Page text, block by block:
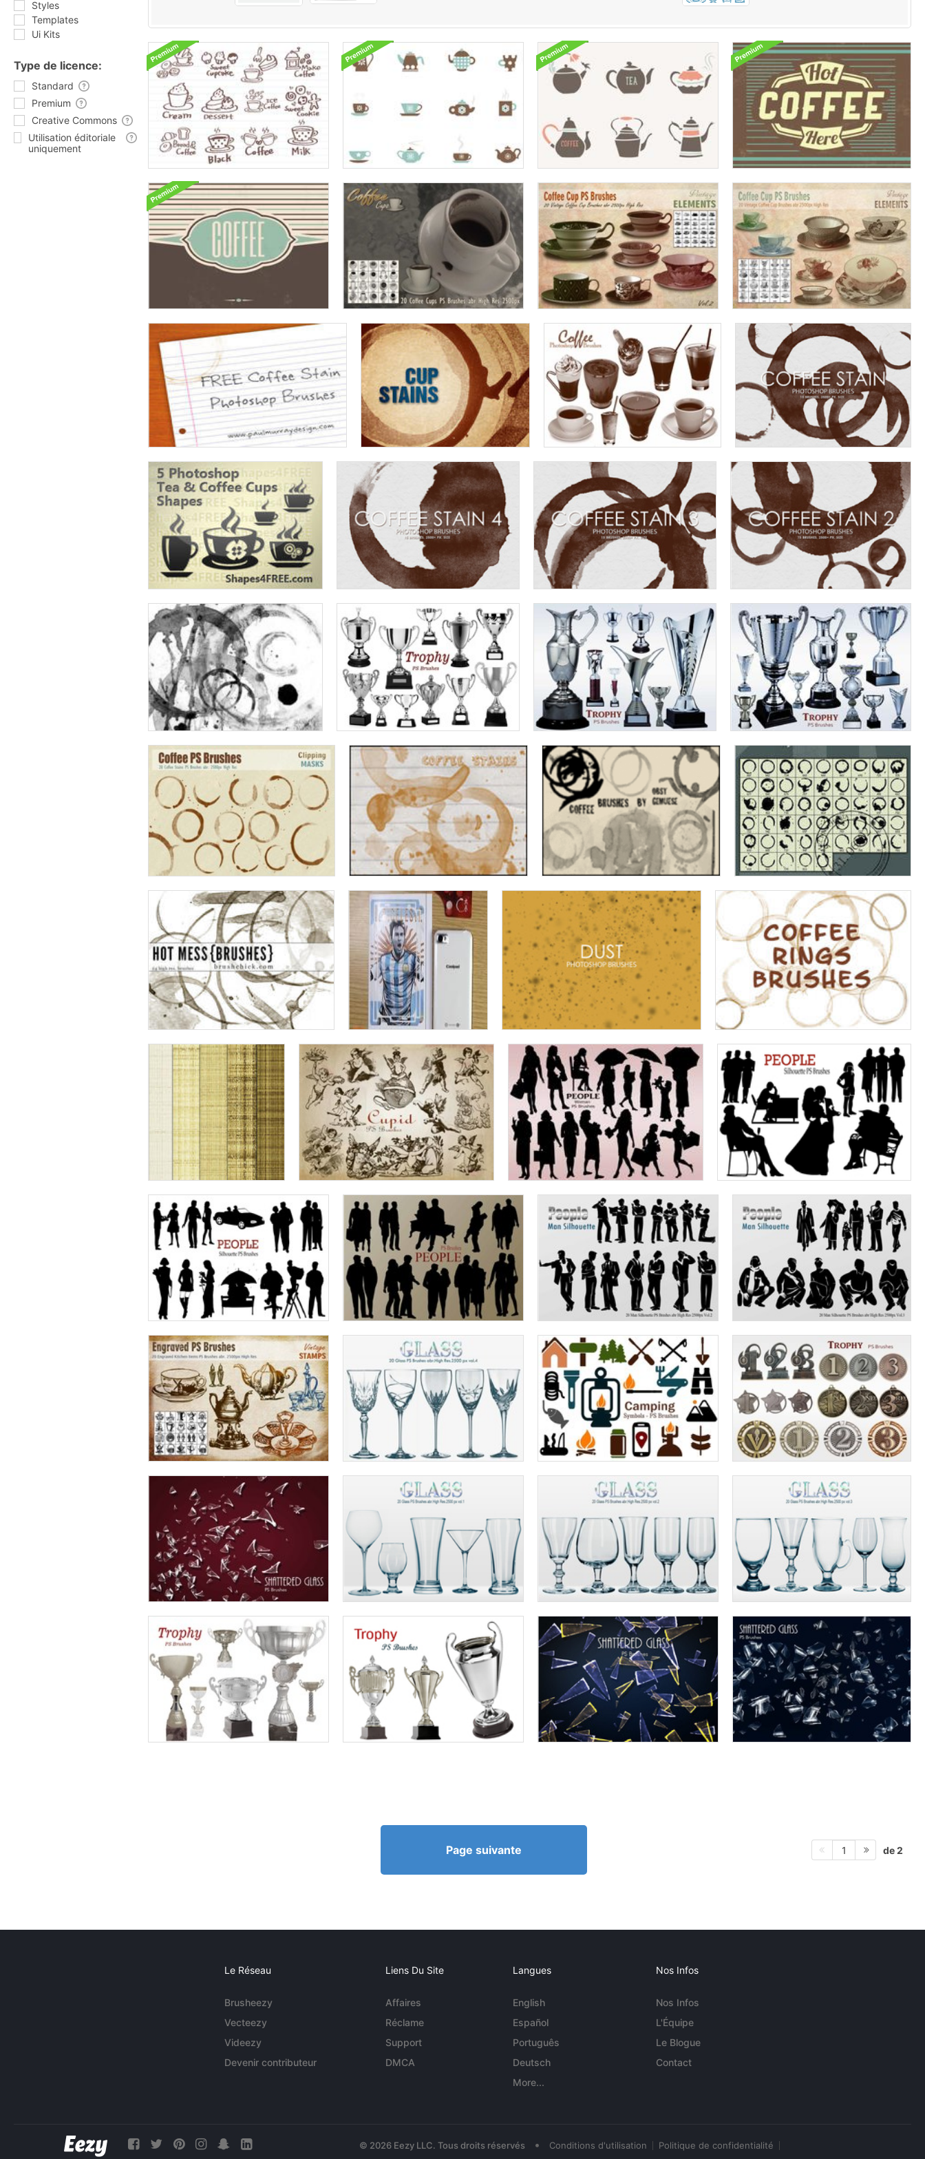
Styles
Templates
Ui Kits
Type de licence:
Standard
Premium
Creative Commons
Utilisation éditoriale
uniquement
Page suivante 1 de 2
Le Réseau
Brusheezy
Vecteezy
Videezy
Devenir contributeur
Liens Du Site
Affaires
Réclame
Support
DMCA
Langues
English
Español
Português
Deutsch
More...
Nos Infos
Nos Infos
L'Équipe
Le Blogue
Contact
© 2026 Eezy LLC. Tous droits réservés • Conditions d'utilisation Politique de confidentialité